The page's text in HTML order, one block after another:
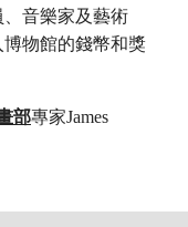
、音樂家及藝術
博物館的錢幣和獎
部專家James